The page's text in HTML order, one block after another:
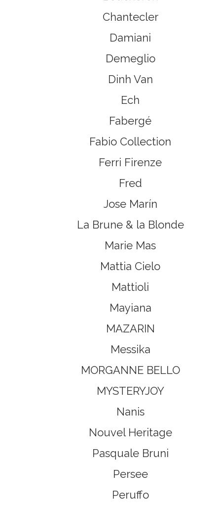
Chantecler
Damiani
Demeglio
Dinh Van
Ech
Fabergé
Fabio Collection
Ferri Firenze
Fred
Jose Marín
La Brune & la Blonde
Marie Mas
Mattia Cielo
Mattioli
Mayiana
MAZARIN
Messika
MORGANNE BELLO
MYSTERYJOY
Nanis
Nouvel Heritage
Pasquale Bruni
Persee
Peruffo